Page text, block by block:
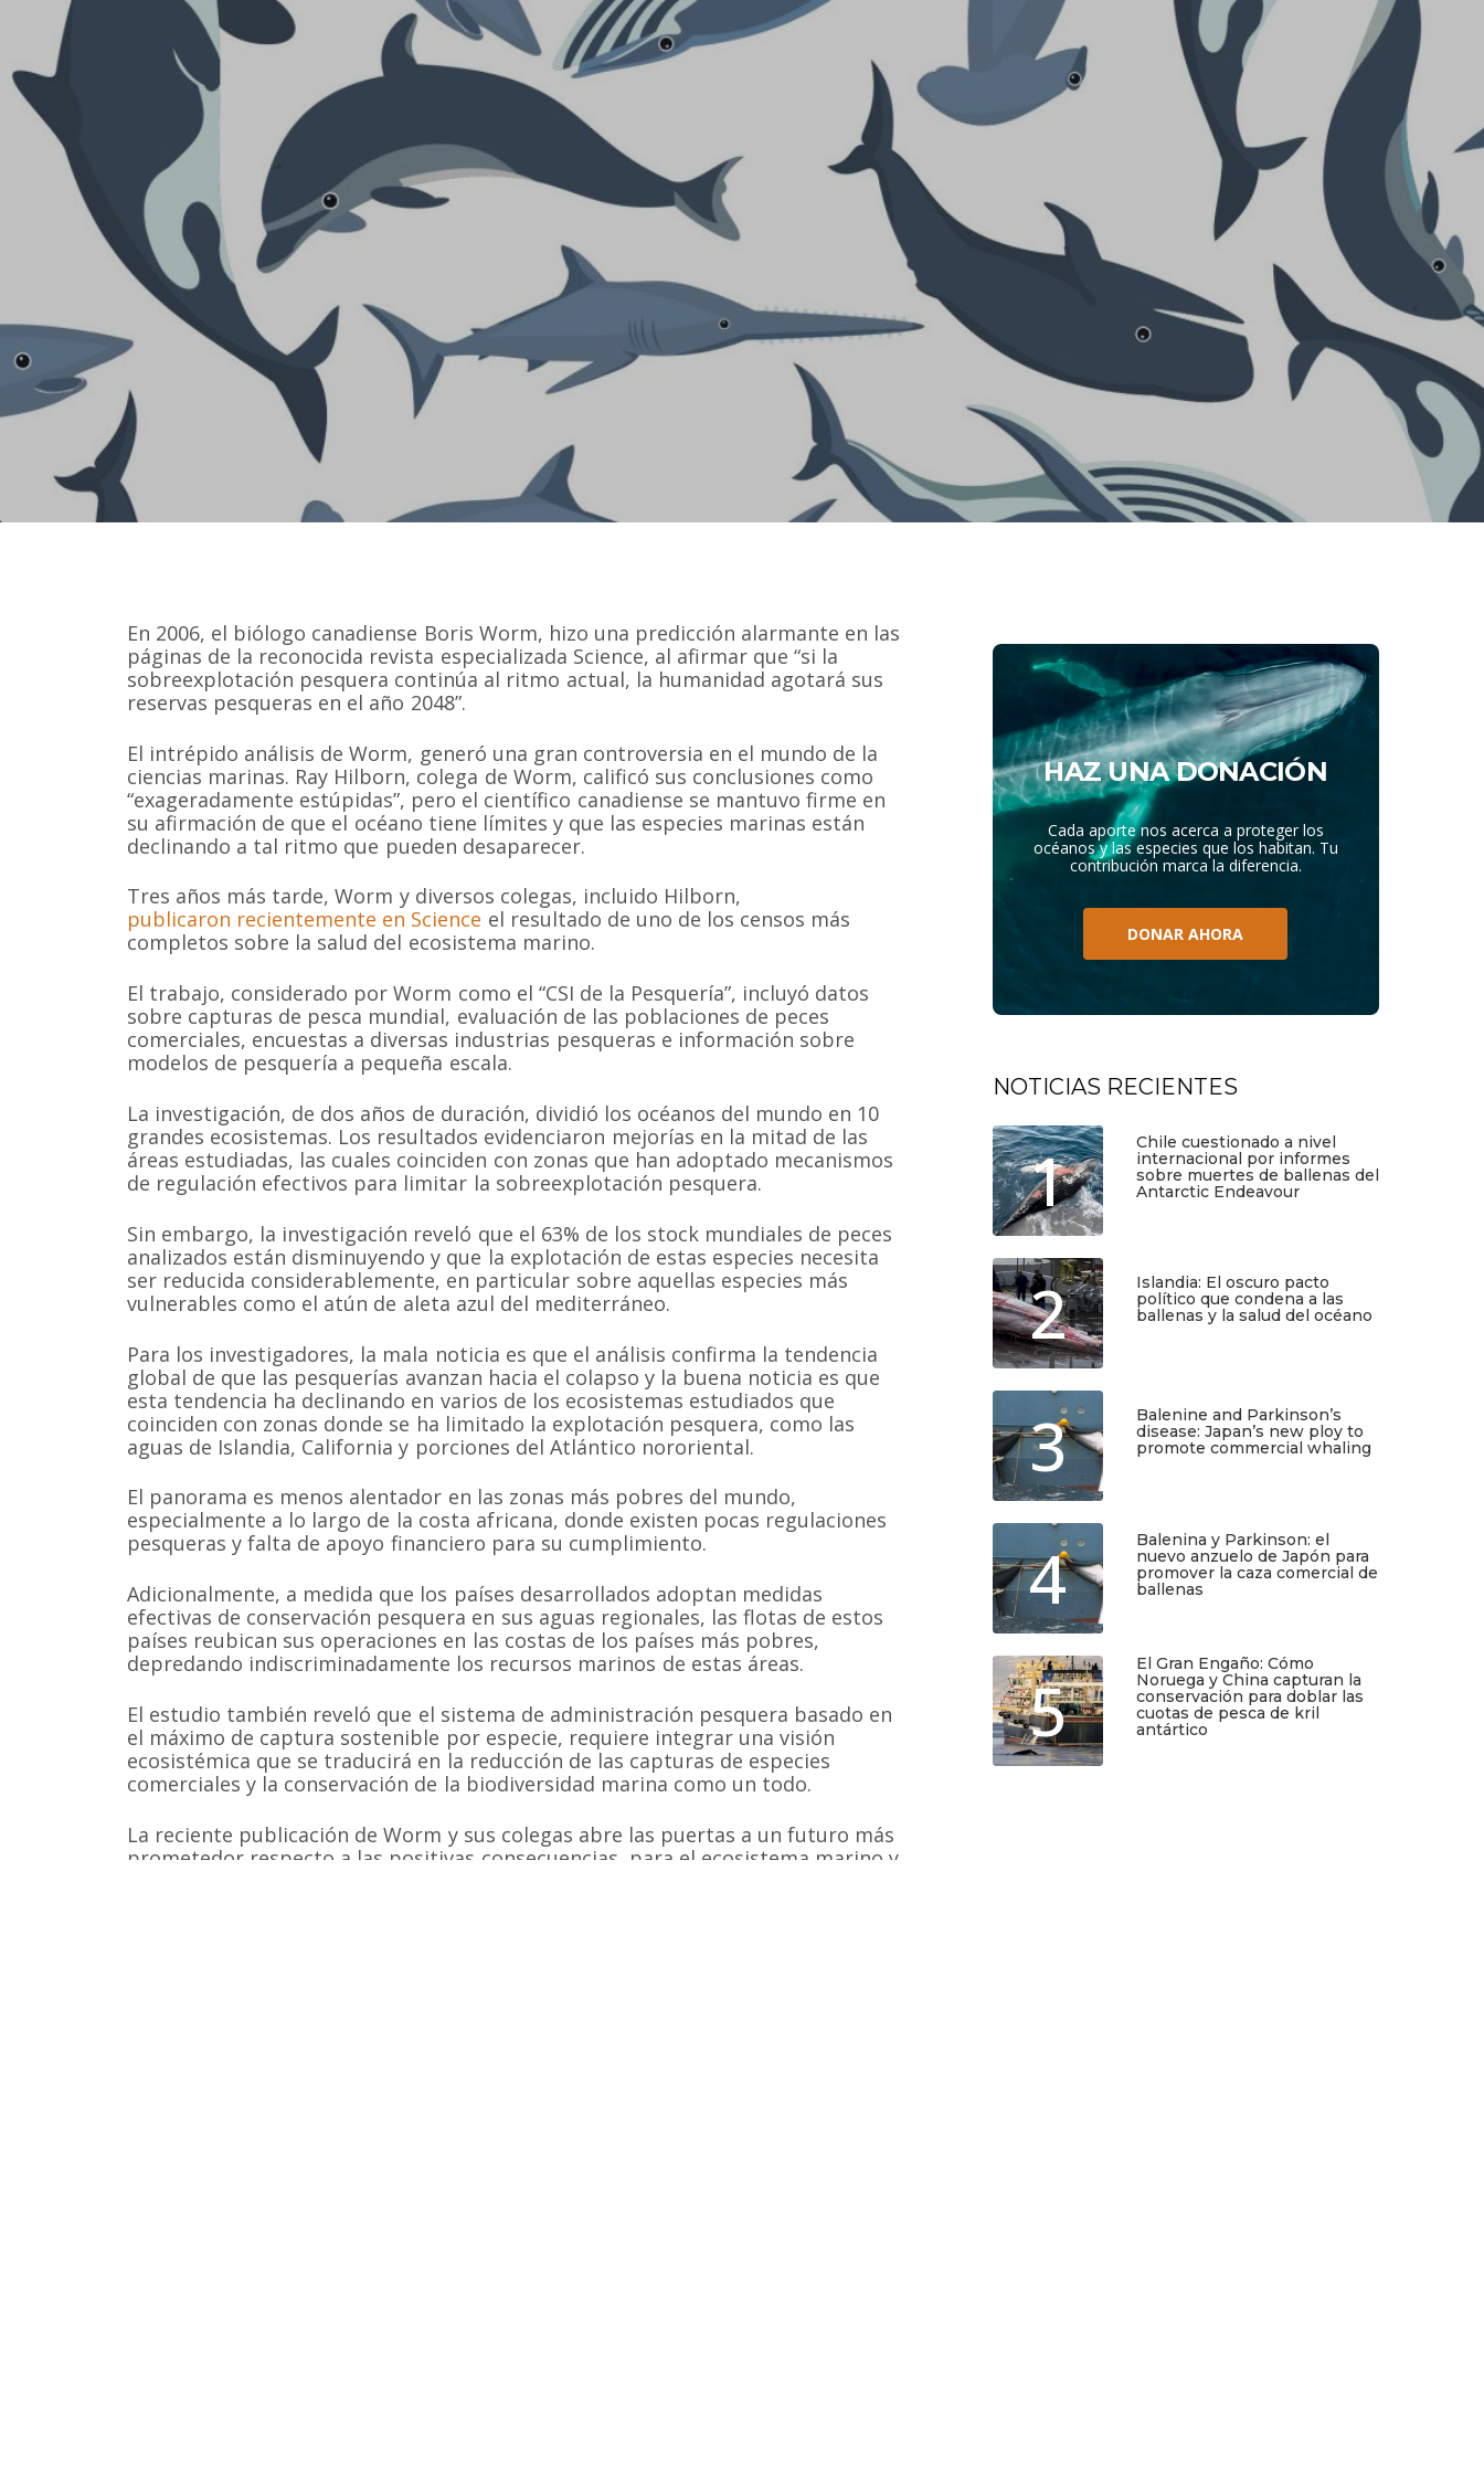
En 2006, el biólogo canadiense Boris Worm, hizo una predicción alarmante en las
páginas de la reconocida revista especializada Science, al afirmar que “si la
sobreexplotación pesquera continúa al ritmo actual, la humanidad agotará sus
reservas pesqueras en el año 2048”.
El intrépido análisis de Worm, generó una gran controversia en el mundo de la
ciencias marinas. Ray Hilborn, colega de Worm, calificó sus conclusiones como
“exageradamente estúpidas”, pero el científico canadiense se mantuvo firme en
su afirmación de que el océano tiene límites y que las especies marinas están
declinando a tal ritmo que pueden desaparecer.
Tres años más tarde, Worm y diversos colegas, incluido Hilborn,
publicaron recientemente en Science el resultado de uno de los censos más
completos sobre la salud del ecosistema marino.
El trabajo, considerado por Worm como el “CSI de la Pesquería”, incluyó datos
sobre capturas de pesca mundial, evaluación de las poblaciones de peces
comerciales, encuestas a diversas industrias pesqueras e información sobre
modelos de pesquería a pequeña escala.
La investigación, de dos años de duración, dividió los océanos del mundo en 10
grandes ecosistemas. Los resultados evidenciaron mejorías en la mitad de las
áreas estudiadas, las cuales coinciden con zonas que han adoptado mecanismos
de regulación efectivos para limitar la sobreexplotación pesquera.
Sin embargo, la investigación reveló que el 63% de los stock mundiales de peces
analizados están disminuyendo y que la explotación de estas especies necesita
ser reducida considerablemente, en particular sobre aquellas especies más
vulnerables como el atún de aleta azul del mediterráneo.
Para los investigadores, la mala noticia es que el análisis confirma la tendencia
global de que las pesquerías avanzan hacia el colapso y la buena noticia es que
esta tendencia ha declinando en varios de los ecosistemas estudiados que
coinciden con zonas donde se ha limitado la explotación pesquera, como las
aguas de Islandia, California y porciones del Atlántico nororiental.
El panorama es menos alentador en las zonas más pobres del mundo,
especialmente a lo largo de la costa africana, donde existen pocas regulaciones
pesqueras y falta de apoyo financiero para su cumplimiento.
Adicionalmente, a medida que los países desarrollados adoptan medidas
efectivas de conservación pesquera en sus aguas regionales, las flotas de estos
países reubican sus operaciones en las costas de los países más pobres,
depredando indiscriminadamente los recursos marinos de estas áreas.
El estudio también reveló que el sistema de administración pesquera basado en
el máximo de captura sostenible por especie, requiere integrar una visión
ecosistémica que se traducirá en la reducción de las capturas de especies
comerciales y la conservación de la biodiversidad marina como un todo.
La reciente publicación de Worm y sus colegas abre las puertas a un futuro más
prometedor respecto a las positivas consecuencias, para el ecosistema marino y
HAZ UNA DONACIÓN
Cada aporte nos acerca a proteger los
océanos y las especies que los habitan. Tu
contribución marca la diferencia.
DONAR AHORA
NOTICIAS RECIENTES
1
Chile cuestionado a nivel
internacional por informes
sobre muertes de ballenas del
Antarctic Endeavour
2
Islandia: El oscuro pacto
político que condena a las
ballenas y la salud del océano
3
Balenine and Parkinson’s
disease: Japan’s new ploy to
promote commercial whaling
4
Balenina y Parkinson: el
nuevo anzuelo de Japón para
promover la caza comercial de
ballenas
5
El Gran Engaño: Cómo
Noruega y China capturan la
conservación para doblar las
cuotas de pesca de kril
antártico
lucro que trabaja activamente en la conservación de las especies de
cetáceos y sus ecosistemas acuáticos en Chile y el Hemisferio Sur.
Correo: Casilla 19178, Lo Castillo, Vitacura, Santiago de Chile.
Fono-fax: (56 2) 228 2910
MAPA DEL SITIO
Quiénes somos
Noticias
Documentos
Contacto
Regístrate y recibirás gratis en tu
correo nuestra Guía de Identificación
de Pequeños Cetáceos de Chile, así
como nuestro boletín de novedades y
noticias cada mes.
Quiero Suscribirme
© 2020 Estudio Ajolote| Todos los derechos reservados.